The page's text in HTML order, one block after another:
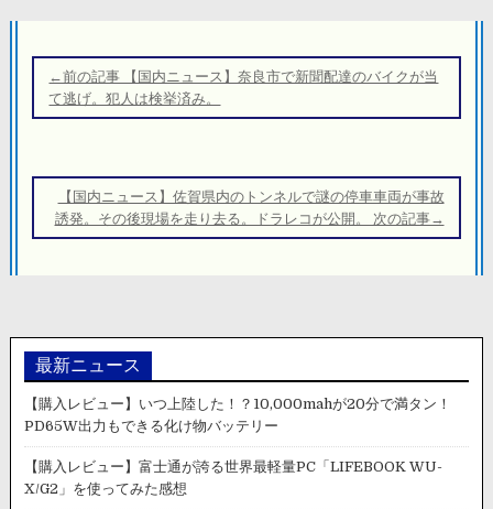
稿
ナ
ー
シ
←前の記事 【国内ニュース】奈良市で新聞配達のバイクが当
て逃げ。犯人は検挙済み。
【国内ニュース】佐賀県内のトンネルで謎の停車車両が事故
誘発。その後現場を走り去る。ドラレコが公開。 次の記事→
最新ニュース
【購入レビュー】いつ上陸した！？10,000mahが20分で満タン！
PD65W出力もできる化け物バッテリー
【購入レビュー】富士通が誇る世界最軽量PC「LIFEBOOK WU-
X/G2」を使ってみた感想